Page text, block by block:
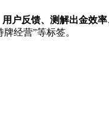
用户反馈、测解出金效
经营”等标签。